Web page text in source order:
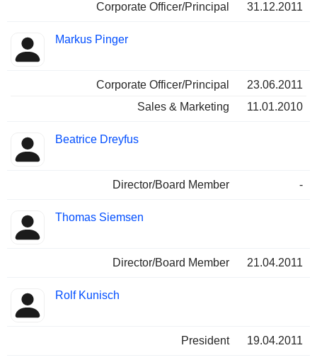
Corporate Officer/Principal 31.12.2011
Markus Pinger
Corporate Officer/Principal
23.06.2011
Sales & Marketing
11.01.2010
Beatrice Dreyfus
Director/Board Member -
Thomas Siemsen
Director/Board Member 21.04.2011
Rolf Kunisch
President 19.04.2011